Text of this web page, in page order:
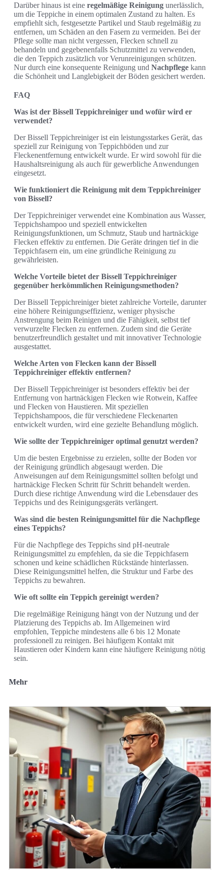
Darüber hinaus ist eine regelmäßige Reinigung unerlässlich,
um die Teppiche in einem optimalen Zustand zu halten. Es
empfiehlt sich, festgesetzte Partikel und Staub regelmäßig zu
entfernen, um Schäden an den Fasern zu vermeiden. Bei der
Pflege sollte man nicht vergessen, Flecken schnell zu
behandeln und gegebenenfalls Schutzmittel zu verwenden,
die den Teppich zusätzlich vor Verunreinigungen schützen.
Nur durch eine konsequente Reinigung und Nachpflege kann
die Schönheit und Langlebigkeit der Böden gesichert werden.
FAQ
Was ist der Bissell Teppichreiniger und wofür wird er
verwendet?
Der Bissell Teppichreiniger ist ein leistungsstarkes Gerät, das
speziell zur Reinigung von Teppichböden und zur
Fleckenentfernung entwickelt wurde. Er wird sowohl für die
Haushaltsreinigung als auch für gewerbliche Anwendungen
eingesetzt.
Wie funktioniert die Reinigung mit dem Teppichreiniger
von Bissell?
Der Teppichreiniger verwendet eine Kombination aus Wasser,
Teppichshampoo und speziell entwickelten
Reinigungsfunktionen, um Schmutz, Staub und hartnäckige
Flecken effektiv zu entfernen. Die Geräte dringen tief in die
Teppichfasern ein, um eine gründliche Reinigung zu
gewährleisten.
Welche Vorteile bietet der Bissell Teppichreiniger
gegenüber herkömmlichen Reinigungsmethoden?
Der Bissell Teppichreiniger bietet zahlreiche Vorteile, darunter
eine höhere Reinigungseffizienz, weniger physische
Anstrengung beim Reinigen und die Fähigkeit, selbst tief
verwurzelte Flecken zu entfernen. Zudem sind die Geräte
benutzerfreundlich gestaltet und mit innovativer Technologie
ausgestattet.
Welche Arten von Flecken kann der Bissell
Teppichreiniger effektiv entfernen?
Der Bissell Teppichreiniger ist besonders effektiv bei der
Entfernung von hartnäckigen Flecken wie Rotwein, Kaffee
und Flecken von Haustieren. Mit speziellen
Teppichshampoos, die für verschiedene Fleckenarten
entwickelt wurden, wird eine gezielte Behandlung möglich.
Wie sollte der Teppichreiniger optimal genutzt werden?
Um die besten Ergebnisse zu erzielen, sollte der Boden vor
der Reinigung gründlich abgesaugt werden. Die
Anweisungen auf dem Reinigungsmittel sollten befolgt und
hartnäckige Flecken Schritt für Schritt behandelt werden.
Durch diese richtige Anwendung wird die Lebensdauer des
Teppichs und des Reinigungsgeräts verlängert.
Was sind die besten Reinigungsmittel für die Nachpflege
eines Teppichs?
Für die Nachpflege des Teppichs sind pH-neutrale
Reinigungsmittel zu empfehlen, da sie die Teppichfasern
schonen und keine schädlichen Rückstände hinterlassen.
Diese Reinigungsmittel helfen, die Struktur und Farbe des
Teppichs zu bewahren.
Wie oft sollte ein Teppich gereinigt werden?
Die regelmäßige Reinigung hängt von der Nutzung und der
Platzierung des Teppichs ab. Im Allgemeinen wird
empfohlen, Teppiche mindestens alle 6 bis 12 Monate
professionell zu reinigen. Bei häufigem Kontakt mit
Haustieren oder Kindern kann eine häufigere Reinigung nötig
sein.
Mehr